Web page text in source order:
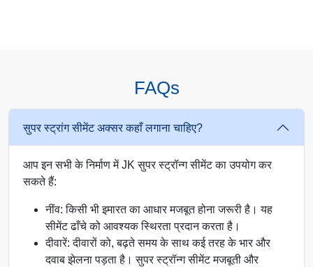
FAQs
सुपर स्ट्रांग सीमेंट अक्सर कहाँ लगाना चाहिए?
आप इन सभी के निर्माण में JK सुपर स्ट्रॉन्ग सीमेंट का उपयोग कर
सकते हैं:
नींव: किसी भी इमारत का आधार मजबूत होना जरूरी है। यह
सीमेंट ढाँचे को आवश्यक स्थिरता प्रदान करता है।
दीवारें: दीवारों को, बढ़ते समय के साथ कई तरह के भार और
दवाब झेलना पड़ता है। सुपर स्ट्रॉन्ग सीमेंट मजबूती और